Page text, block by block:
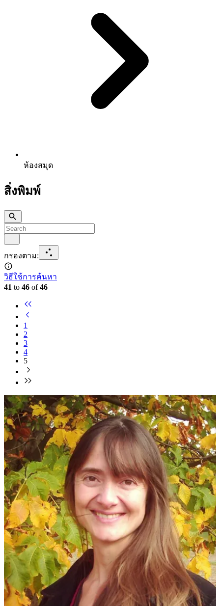
ห้องสมุด
สิ่งพิมพ์
กรองตาม:
วิธีใช้การค้นหา
41 to 46 of46
1
2
3
4
5